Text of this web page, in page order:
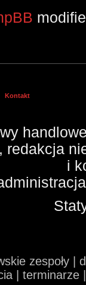
Kontakt
redakcja
i
zespoły
|